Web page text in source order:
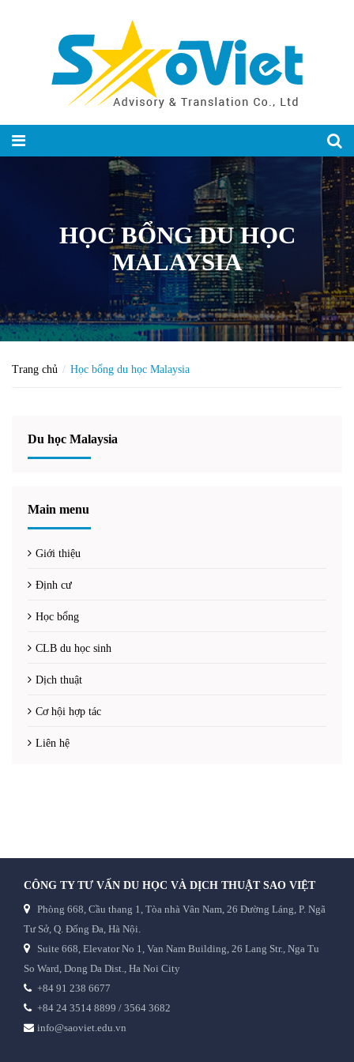
HỌC BỔNG DU HỌC
MALAYSIA
Trang chủ Học bổng du học Malaysia
Du học Malaysia
Main menu
Giới thiệu
Định cư
Học bổng
CLB du học sinh
Dịch thuật
Cơ hội hợp tác
Liên hệ
CÔNG TY TƯ VẤN DU HỌC VÀ DỊCH THUẬT SAO VIỆT
Phòng 668, Cầu thang 1, Tòa nhà Vân Nam, 26 Đường Láng, P. Ngã
Tư Sở, Q. Đống Đa, Hà Nội.
Suite 668, Elevator No 1, Van Nam Building, 26 Lang Str., Nga Tu
So Ward, Dong Da Dist., Ha Noi City
+84 91 238 6677
+84 24 3514 8899 / 3564 3682
info@saoviet.edu.vn